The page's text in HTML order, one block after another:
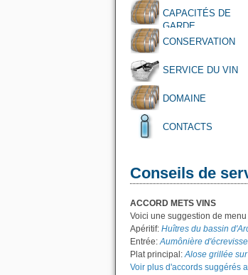
CAPACITÉS DE
GARDE
CONSERVATION
SERVICE DU VIN
DOMAINE
CONTACTS
Conseils de
ACCORD METS VINS
Voici une suggestion de
Apéritif: Huîtres du bassin
Entrée:Aumônière
Plat principal:Alose grillée
Voir plus d'accords suggérés